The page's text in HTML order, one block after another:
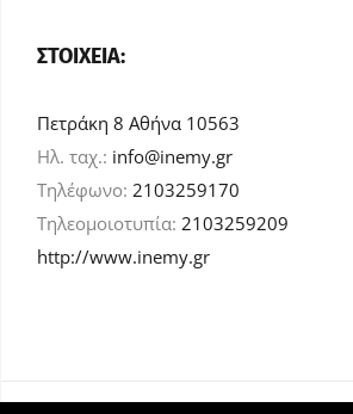
ΣΤΟΙΧΕΊΑ:
Πετράκη 8 Αθήνα 10563
Ηλ. ταχ.: info@inemy.gr
Τηλέφωνο: 2103259170
Τηλεομοιοτυπία: 2103259209
http://www.inemy.gr